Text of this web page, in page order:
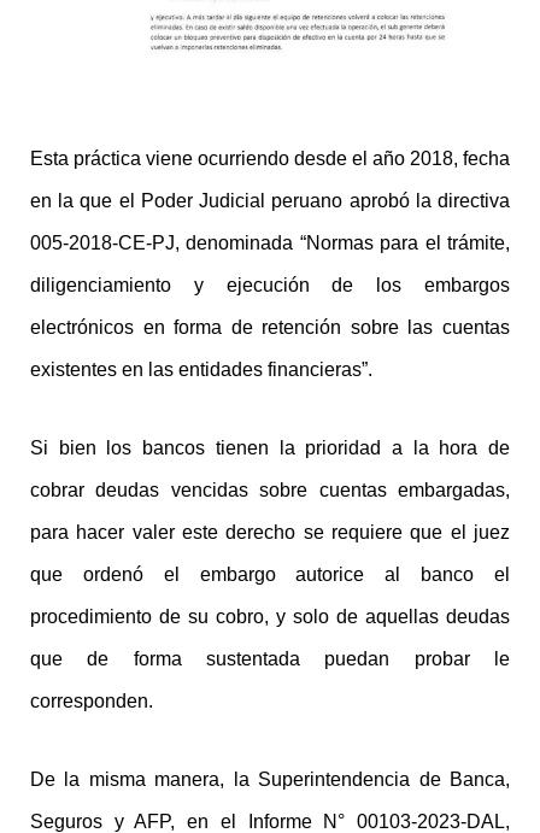
Esta práctica viene ocurriendo desde el año 2018, fecha
en la que el Poder Judicial peruano aprobó la directiva
005-2018-CE-PJ, denominada “Normas para el trámite,
diligenciamiento y ejecución de los embargos
electrónicos en forma de retención sobre las cuentas
existentes en las entidades financieras”.
Si bien los bancos tienen la prioridad a la hora de
cobrar deudas vencidas sobre cuentas embargadas,
para hacer valer este derecho se requiere que el juez
que ordenó el embargo autorice al banco el
procedimiento de su cobro, y solo de aquellas deudas
que de forma sustentada puedan probar le
corresponden.
De la misma manera, la Superintendencia de Banca,
Seguros y AFP, en el Informe N° 00103-2023-DAL,